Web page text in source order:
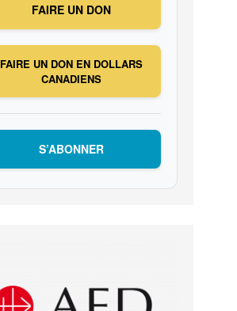
FAIRE UN DON
FAIRE UN DON EN DOLLARS
CANADIENS
S’ABONNER